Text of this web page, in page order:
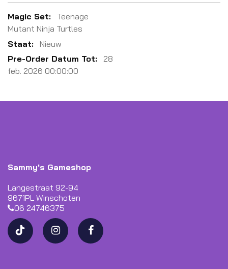
Meer
informatie
Teenage
Mutant Ninja Turtles
Nieuw
28
feb. 2026 00:00:00
Sammy's Gameshop
Langestraat 92-94
9671PL Winschoten
06 24746375